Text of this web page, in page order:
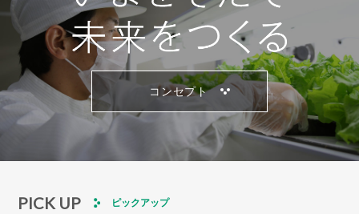
t
o
n
コンセプト
PICK UP ピックアップ